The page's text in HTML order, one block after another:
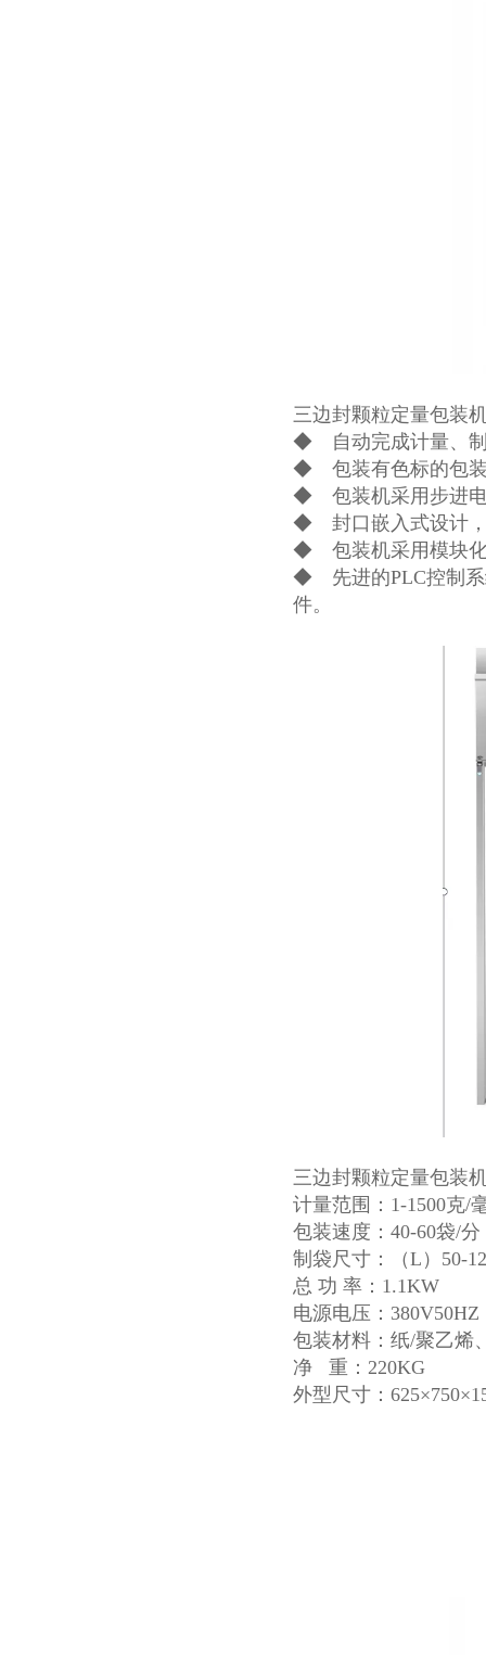
三边封颗粒定量包装
◆ 自动完成计量、制
◆ 包装有色标的包装
◆ 包装机采用步进电
◆ 封口嵌入式设计，
◆ 包装机采用模块化
◆ 先进的PLC控制系
件。
三边封颗粒定量包装
计量范围：1-1500克/
包装速度：40-60袋/分
制袋尺寸：（L）50-
总 功 率：1.1KW
电源电压：
包装材料：纸/聚乙烯
净 重：220KG
外型尺寸：